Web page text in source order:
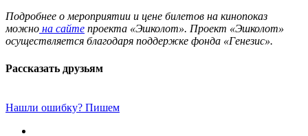
Подробнее о мероприятии и цене билетов на кинопоказ
можно на сайте проекта «Эшколот». Проект «Эшколот»
осуществляется благодаря поддержке фонда «Генезис».
Рассказать друзьям
Нашли ошибку? Пишем